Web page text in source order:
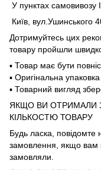
У пунктах самовивозу
Київ, вул.Ушинського
Дотримуйтесь цих
товару пройшли
▪️ Товар має бути
▪️ Оригінальна
▪️ Товарний вигляд
ЯКЩО ВИ ОТРИМАЛИ
КІЛЬКОСТЮ ТОВАРУ
Будь ласка, повідомте
замовлення, якщо вам
замовляли.